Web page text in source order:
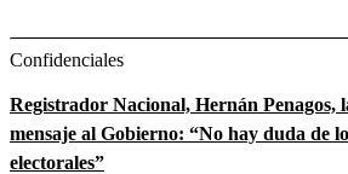
Confidenciales
Registrador Nacional, Hernán Penagos,
mensaje al Gobierno: “No hay duda de
electorales”